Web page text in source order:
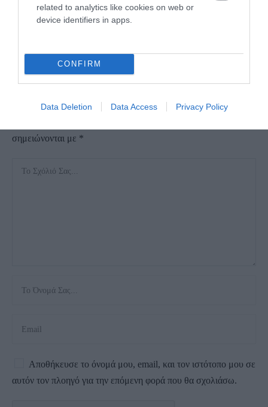
related to analytics like cookies on web or
device identifiers in apps.
CONFIRM
Data Deletion Data Access Privacy Policy
ΑΦΉΣΤΕ ΈΝΑ ΣΧΌΛΙΟ
σημειώνονται με *
Αποθήκευσε το όνομά μου, email, και τον ιστότοπο μου σε
αυτόν τον πλοηγό για την επόμενη φορά που θα σχολιάσω.